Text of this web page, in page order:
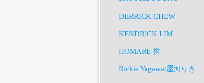
DERRICK CHEW
KENDRICK LIM
HOMARE 誉
Rickie Yagawa/屋河りき